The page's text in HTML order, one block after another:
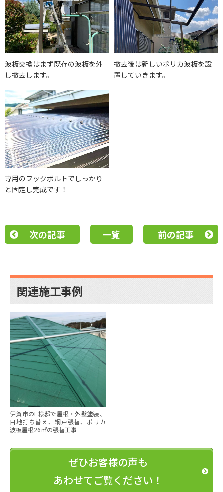
波板交換はまず既存の波板を外
し撤去します。
撤去後は新しいポリカ波板を設
置していきます。
専用のフックボルトでしっかり
と固定し完成です！
次の記事 一覧 前の記事
関連施工事例
伊賀市のE様邸で屋根・外壁塗装、
目地打ち替え、網戸張替、ポリカ
波板屋根26㎡の張替工事
ぜひお客様の声も
あわせてご覧ください！